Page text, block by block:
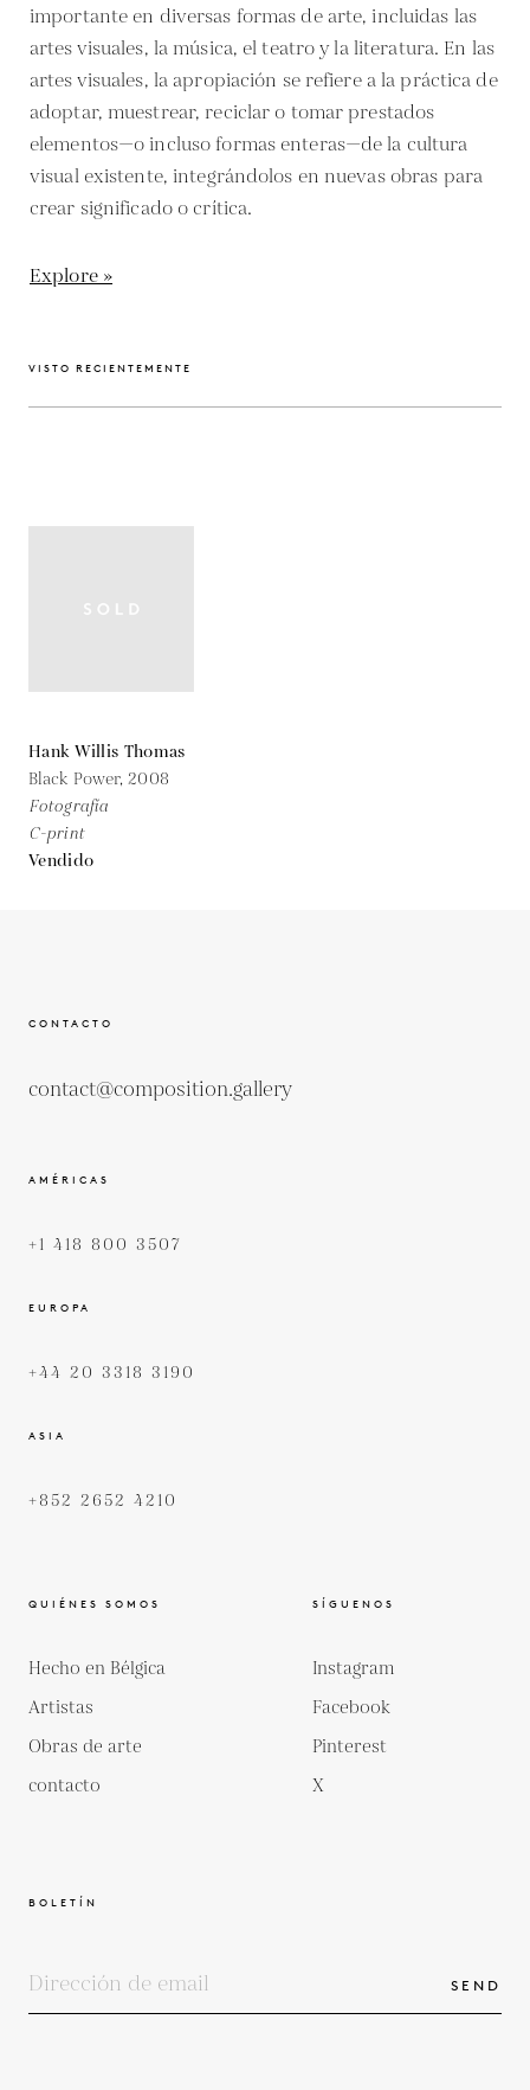
importante en diversas formas de arte, incluidas las
artes visuales, la música, el teatro y la literatura. En las
artes visuales, la apropiación se refiere a la práctica de
adoptar, muestrear, reciclar o tomar prestados
elementos—o incluso formas enteras—de la cultura
visual existente, integrándolos en nuevas obras para
crear significado o crítica.
Explore »
VISTO RECIENTEMENTE
Hank Willis Thomas
Black Power,2008
Fotografía
C-print
Vendido
CONTACTO
contact@composition.gallery
AMÉRICAS
+1 418 800 3507
EUROPA
+44 20 3318 3190
ASIA
+852 2652 4210
QUIÉNES SOMOS
Hecho en Bélgica
Artistas
Obras de arte
contacto
SÍGUENOS
Instagram
Facebook
Pinterest
X
BOLETÍN
SEND